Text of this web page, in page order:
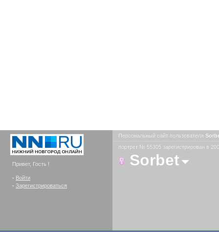
Привет, Гость !
- Войти
- Зарегистрироваться
Персональный сайт пользователя
портрет № 55305 зарегистрирован в
Sorbet